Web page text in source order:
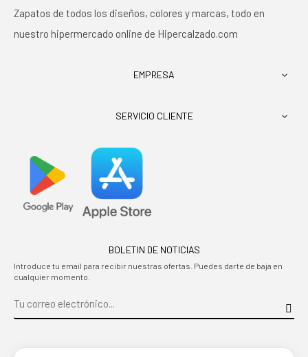
Zapatos de todos los diseños, colores y marcas, todo en
nuestro hipermercado online de Hipercalzado.com
EMPRESA 
SERVICIO CLIENTE 
BOLETIN DE NOTICIAS
Introduce tu email para recibir nuestras ofertas. Puedes darte de baja en
cualquier momento.